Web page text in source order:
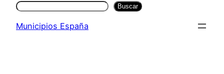
Buscar Buscar
Municipios España